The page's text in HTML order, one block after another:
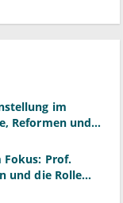
im
Reformen und
Prof.
und die Rolle